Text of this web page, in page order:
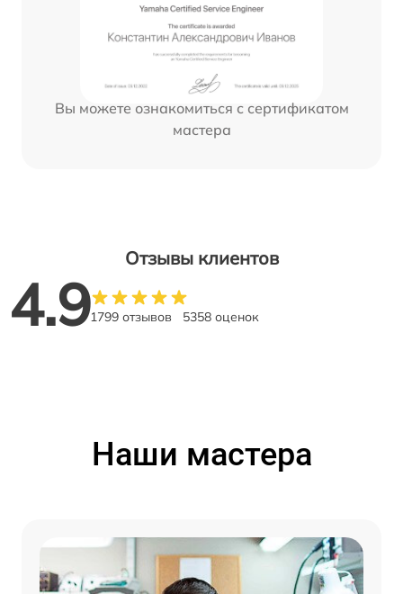
Вы можете ознакомиться с сертификатом
мастера
Отзывы клиентов
4.91799 отзывов 5358 оценок
Наши мастера